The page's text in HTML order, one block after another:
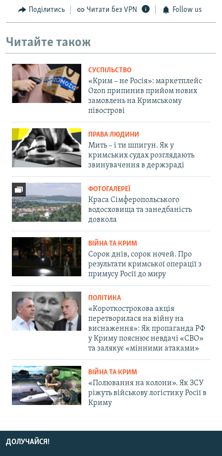
Поділитись Читати без VPN Follow us
Читайте також
СУСПІЛЬСТВО
«Крим – не Росія»: маркетплейс
Ozon припинив прийом нових
замовлень на Кримському
півострові
ПРАВА ЛЮДИНИ
Мить – і ти шпигун. Як у
кримських судах розглядають
звинувачення в держзраді
ФОТОГАЛЕРЕЇ
Краса Сімферопольського
водосховища та занедбаність
довкола
ВІЙНА ТА КРИМ
Сорок днів, сорок ночей. Про
результати кримської операції з
примусу Росії до миру
ПОЛІТИКА
«Короткострокова акція
перетворилася на війну на
виснаження»: Як пропаганда РФ
у Криму пояснює невдачі «СВО»
та залякує «мінними атаками»
ВІЙНА ТА КРИМ
«Полювання на колони». Як ЗСУ
ріжуть військову логістику Росії в
Криму
ДОЛУЧАЙСЯ!